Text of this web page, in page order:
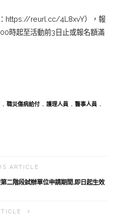
https://reurl.cc/4L8xvY），報
時起至活動前3日止或報名額滿
職災傷病給付 護理人員
醫事人員
ARTICLE
二階段試辦單位申請期間,即日起生效